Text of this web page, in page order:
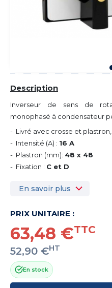
Description
Inverseur de sens de
monophasé à condensateur
- Livré avec crosse et plastron,
- Intensité (A) : 16 A
- Plastron (mm): 48 x 48
- Fixation : C et D
En savoir plus
PRIX UNITAIRE :
63,48 €TTC
52,90 €HT
En stock